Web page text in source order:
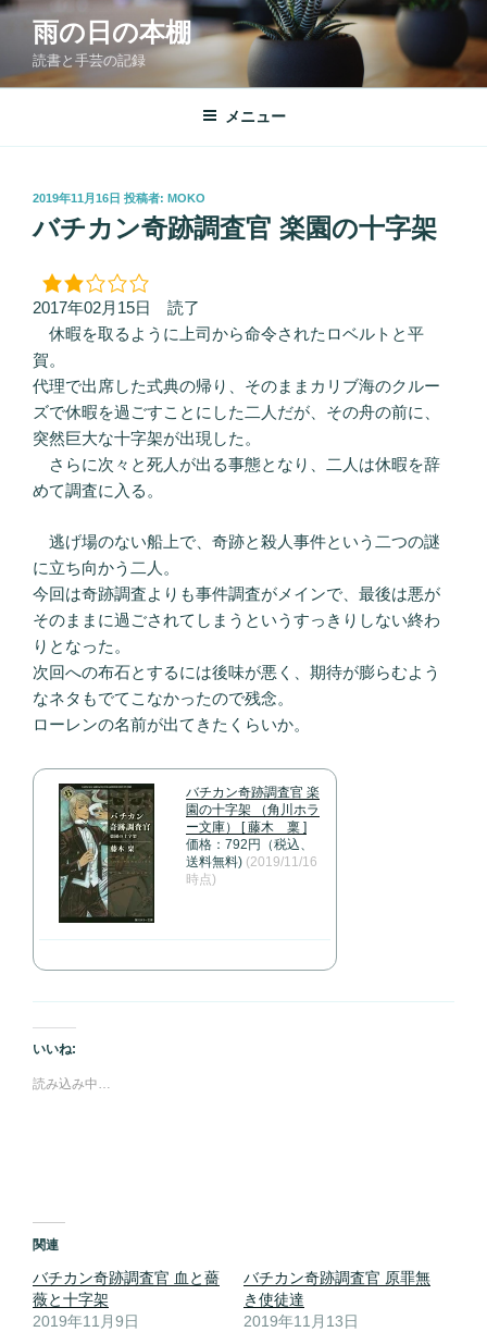
コ
ン
へ
雨の日の本棚
読書と手芸の記録
メニュー
投
日:
2019年11月16日 投稿者: MOKO
バチカン奇跡調査官 楽園の十字架
2017年02月15日 読了
休暇を取るように上司から命令されたロベルトと平
賀。
代理で出席した式典の帰り、そのままカリブ海のクルー
ズで休暇を過ごすことにした二人だが、その舟の前に、
突然巨大な十字架が出現した。
さらに次々と死人が出る事態となり、二人は休暇を辞
めて調査に入る。
逃げ場のない船上で、奇跡と殺人事件という二つの謎
に立ち向かう二人。
今回は奇跡調査よりも事件調査がメインで、最後は悪が
そのままに過ごされてしまうというすっきりしない終わ
りとなった。
次回への布石とするには後味が悪く、期待が膨らむよう
なネタもでてこなかったので残念。
ローレンの名前が出てきたくらいか。
バチカン奇跡調査官 楽
園の十字架 （角川ホラ
ー文庫） [ 藤木 稟 ]
価格：792円（税込、
送料無料) (2019/11/16
時点)
いいね:
読み込み中…
関連
バチカン奇跡調査官 血と薔
薇と十字架
2019年11月9日
バチカン奇跡調査官 原罪無
き使徒達
2019年11月13日